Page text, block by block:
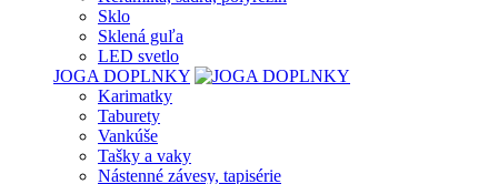
Sklo
Sklená guľa
LED svetlo
JOGA DOPLNKY
Karimatky
Taburety
Vankúše
Tašky a vaky
Nástenné závesy, tapisérie